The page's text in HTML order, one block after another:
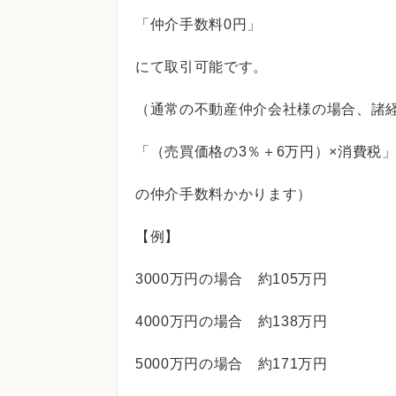
「仲介手数料0円」
にて取引可能です。
（通常の不動産仲介会社様の場合、諸
「（売買価格の3％＋6万円）×消費税」
の仲介手数料かかります）
【例】
3000万円の場合 約105万円
4000万円の場合 約138万円
5000万円の場合 約171万円